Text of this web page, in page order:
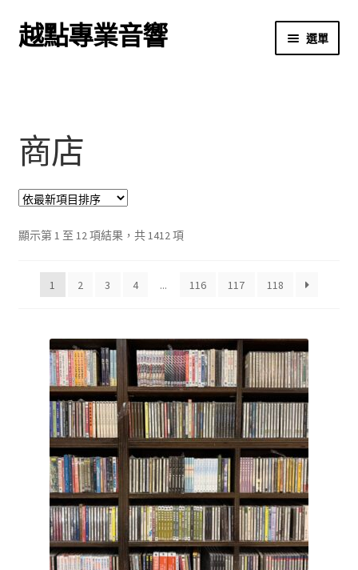
跳
至
跳
至
越點專業音響 選單
關於我們
我的帳號
結帳
購物車
商店
顯示第 1 至 12 項結果，共 1412 項依
項
序
1 2 3 4 ... 116 117 118